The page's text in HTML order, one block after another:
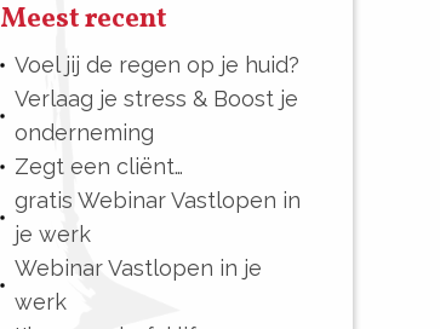
Meest recent
Voel jij de regen op je huid?
Verlaag je stress & Boost je
onderneming
Zegt een cliënt…
gratis Webinar Vastlopen in
je werk
Webinar Vastlopen in je
werk